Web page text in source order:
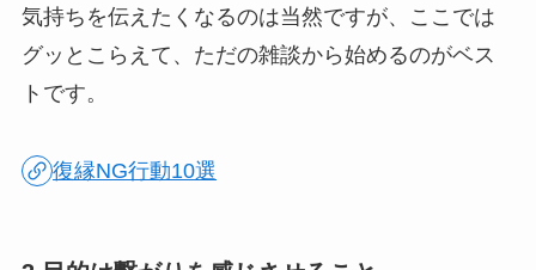
気持ちを伝えたくなるのは当然ですが、ここでは
グッとこらえて、ただの雑談から始めるのがベス
トです。
復縁NG行動10選